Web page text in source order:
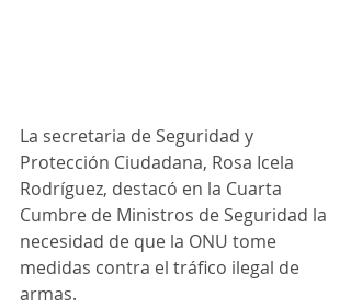
La secretaria de Seguridad y
Protección Ciudadana, Rosa Icela
Rodríguez, destacó en la Cuarta
Cumbre de Ministros de Seguridad la
necesidad de que la ONU tome
medidas contra el tráfico ilegal de
armas.